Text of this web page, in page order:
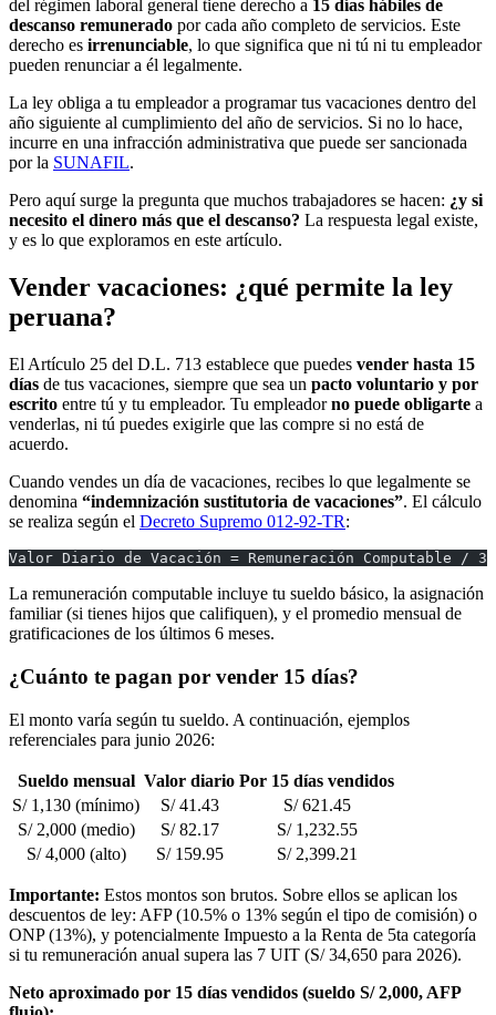
del régimen laboral general tiene derecho a 15 días hábiles de
descanso remunerado por cada año completo de servicios. Este
derecho es irrenunciable, lo que significa que ni tú ni tu empleador
pueden renunciar a él legalmente.
La ley obliga a tu empleador a programar tus vacaciones dentro del
año siguiente al cumplimiento del año de servicios. Si no lo hace,
incurre en una infracción administrativa que puede ser sancionada
por la SUNAFIL.
Pero aquí surge la pregunta que muchos trabajadores se hacen: ¿y si
necesito el dinero más que el descanso? La respuesta legal existe,
y es lo que exploramos en este artículo.
Vender vacaciones: ¿qué permite la ley
peruana?
El Artículo 25 del D.L. 713 establece que puedes vender hasta 15
días de tus vacaciones, siempre que sea un pacto voluntario y por
escrito entre tú y tu empleador. Tu empleadorno puede obligarte a
venderlas, ni tú puedes exigirle que las compre si no está de
acuerdo.
Cuando vendes un día de vacaciones, recibes lo que legalmente se
denomina “indemnización sustitutoria de vacaciones”. El cálculo
se realiza según el Decreto Supremo 012-92-TR:
Valor Diario de Vacación = Remuneración Computable / 30
La remuneración computable incluye tu sueldo básico, la asignación
familiar (si tienes hijos que califiquen), y el promedio mensual de
gratificaciones de los últimos 6 meses.
¿Cuánto te pagan por vender 15 días?
El monto varía según tu sueldo. A continuación, ejemplos
referenciales para junio 2026:
Sueldo mensual Valor diario Por 15 días vendidos
S/ 1,130 (mínimo)
S/ 41.43
S/ 621.45
S/ 2,000 (medio)
S/ 82.17
S/ 1,232.55
S/ 4,000 (alto)
S/ 159.95 S/ 2,399.21
Importante: Estos montos son brutos. Sobre ellos se aplican los
descuentos de ley: AFP (10.5% o 13% según el tipo de comisión) o
ONP (13%), y potencialmente Impuesto a la Renta de 5ta categoría
si tu remuneración anual supera las 7 UIT (S/ 34,650 para 2026).
Neto aproximado por 15 días vendidos (sueldo S/ 2,000, AFP